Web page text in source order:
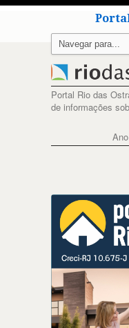
Portal Rio das
de informações